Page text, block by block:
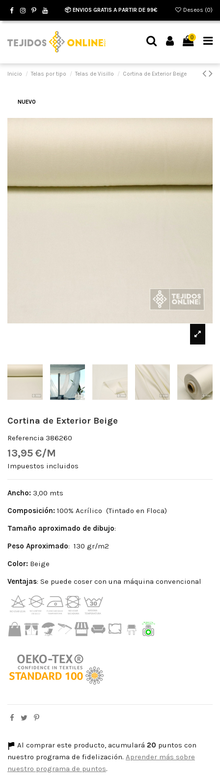
📦 ENVIOS GRATIS A PARTIR DE 99€ Deseos (0)
0
Inicio Telas por tipo Telas de Visillo Cortina de Exterior Beige
NUEVO
Cortina de Exterior Beige
Referencia 386260
13,95 €/M
Impuestos incluidos
Ancho: 3,00 mts
Composición: 100% Acrílico (Tintado en Floca)
Tamaño aproximado de dibujo:
Peso Aproximado: 130 gr/m2
Color: Beige
Ventajas: Se puede coser con una máquina convencional
Al comprar este producto, acumulará 20 puntos con
nuestro programa de fidelización. Aprender más sobre
nuestro programa de puntos.